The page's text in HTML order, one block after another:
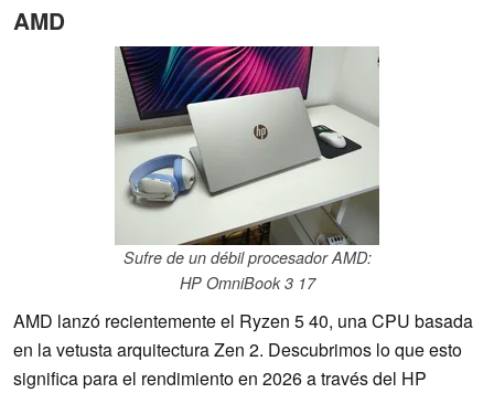
AMD
Sufre de un débil procesador AMD:
HP OmniBook 3 17
AMD lanzó recientemente el Ryzen 5 40, una CPU basada
en la vetusta arquitectura Zen 2. Descubrimos lo que esto
significa para el rendimiento en 2026 a través del HP